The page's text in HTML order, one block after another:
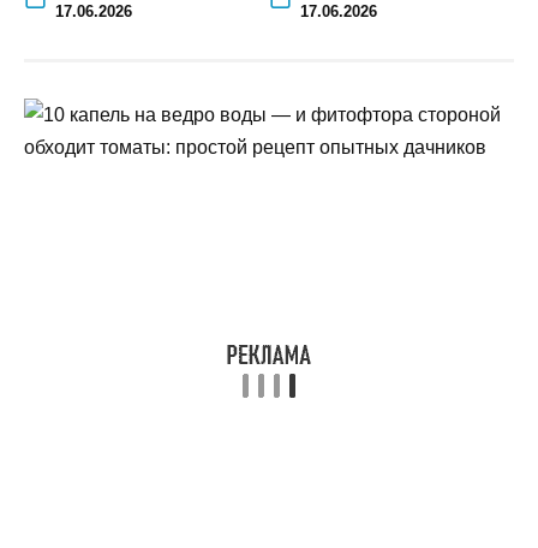
17.06.2026 17.06.2026